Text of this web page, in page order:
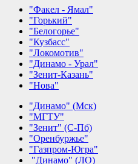
"Факел - Ямал"
"Горький"
"Белогорье"
"Кузбасс"
"Локомотив"
"Динамо - Урал"
"Зенит-Казань"
"Нова"
"Динамо" (Мск)
"МГТУ"
"Зенит" (С-Пб)
"Оренбуржье"
"Газпром-Югра"
"Динамо" (ЛО)